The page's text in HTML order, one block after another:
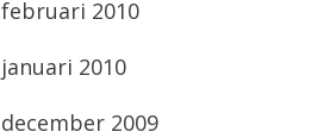
februari 2010
januari 2010
december 2009